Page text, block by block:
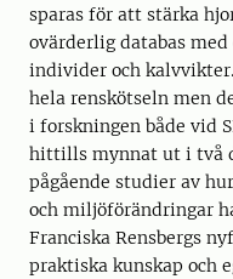
sparas för att stärka
ovärderlig databas
individer och
hela renskötseln men
i forskningen både vid
hittills mynnat ut i två
pågående studier av
och miljöförändringar
Franciska Rensbergs
praktiska kunskap och